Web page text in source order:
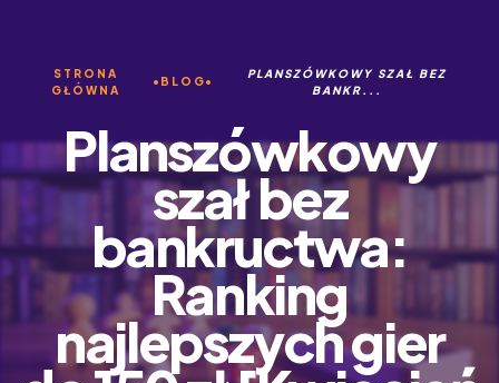
STRONA
GŁÓWNA
BLOG
PLANSZÓWKOWY SZAŁ BEZ
BANKR...
Planszówkowy
szał bez
bankructwa:
Ranking
najlepszych gier